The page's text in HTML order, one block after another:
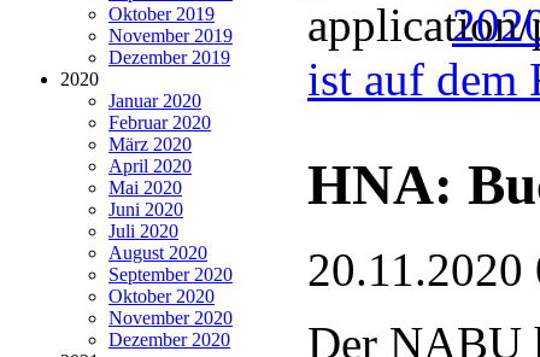
Oktober 2019
November 2019
Dezember 2019
2020
Januar 2020
Februar 2020
März 2020
April 2020
Mai 2020
Juni 2020
Juli 2020
August 2020
September 2020
Oktober 2020
November 2020
Dezember 2020
ist auf dem
HNA:
20.11.2020
Der NABU